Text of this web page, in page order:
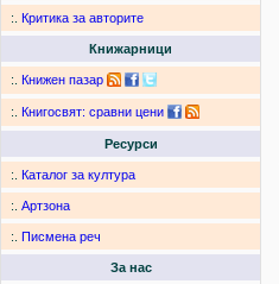
:. Критика за авторите
Книжарници
:. Книжен пазар
:. Книгосвят: сравни цени
Ресурси
:. Каталог за култура
:. Артзона
:. Писмена реч
За нас